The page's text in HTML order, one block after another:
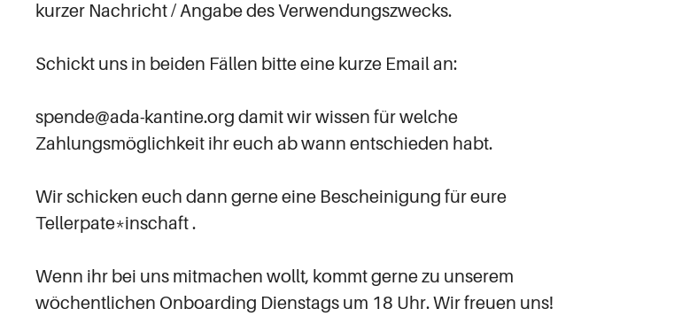
kurzer Nachricht / Angabe des Verwendungszwecks.
Schickt uns in beiden Fällen bitte eine kurze Email an:
spende@ada-kantine.org damit wir wissen für welche
Zahlungsmöglichkeit ihr euch ab wann entschieden habt.
Wir schicken euch dann gerne eine Bescheinigung für eure
Tellerpate*inschaft .
Wenn ihr bei uns mitmachen wollt, kommt gerne zu unserem
wöchentlichen Onboarding Dienstags um 18 Uhr. Wir freuen uns!